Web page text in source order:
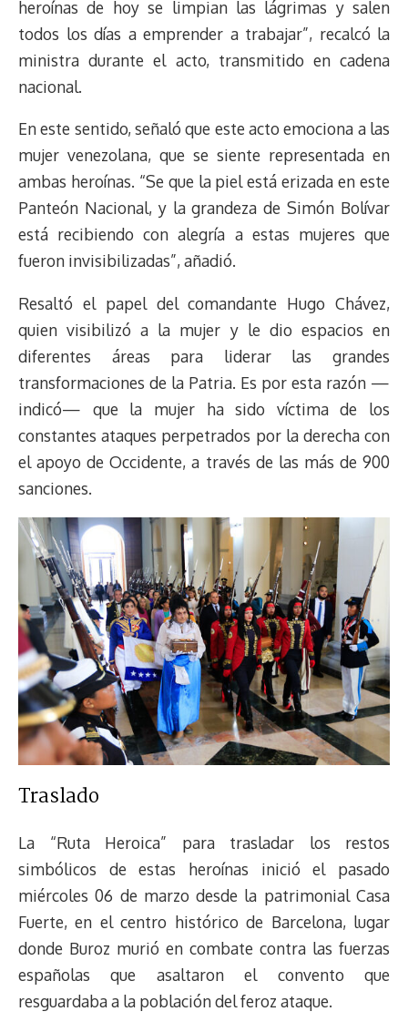
heroínas de hoy se limpian las lágrimas y salen
todos los días a emprender a trabajar”, recalcó la
ministra durante el acto, transmitido en cadena
nacional.
En este sentido, señaló que este acto emociona a las
mujer venezolana, que se siente representada en
ambas heroínas. “Se que la piel está erizada en este
Panteón Nacional, y la grandeza de Simón Bolívar
está recibiendo con alegría a estas mujeres que
fueron invisibilizadas”, añadió.
Resaltó el papel del comandante Hugo Chávez,
quien visibilizó a la mujer y le dio espacios en
diferentes áreas para liderar las grandes
transformaciones de la Patria. Es por esta razón —
indicó— que la mujer ha sido víctima de los
constantes ataques perpetrados por la derecha con
el apoyo de Occidente, a través de las más de 900
sanciones.
Traslado
La “Ruta Heroica” para trasladar los restos
simbólicos de estas heroínas inició el pasado
miércoles 06 de marzo desde la patrimonial Casa
Fuerte, en el centro histórico de Barcelona, lugar
donde Buroz murió en combate contra las fuerzas
españolas que asaltaron el convento que
resguardaba a la población del feroz ataque.